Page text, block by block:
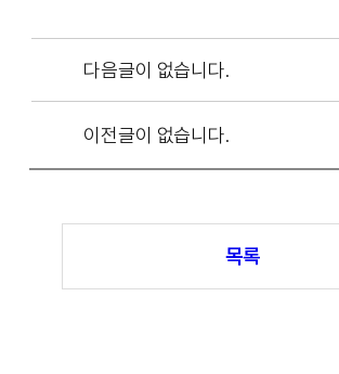
다음글이 없습니다.
이전글이 없습니다.
목록